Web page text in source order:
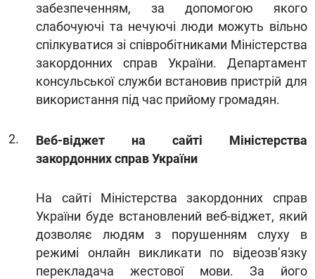
забезпеченням, за допомогою якого
слабочуючі та нечуючі люди можуть вільно
спілкуватися зі співробітниками Міністерства
закордонних справ України. Департамент
консульської служби встановив пристрій для
використання під час прийому громадян.
Веб-віджет на сайті Міністерства
закордонних справ України
На сайті Міністерства закордонних справ
України буде встановлений веб-віджет, який
дозволяє людям з порушенням слуху в
режимі онлайн викликати по відеозв’язку
перекладача жестової мови. За його